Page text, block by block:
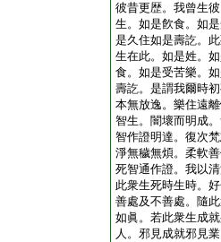
彼昔更歴。我曾生
生。如是飮食。如
是久住如是壽訖。
生在此。如是姓。
食。如是受苦樂。
壽訖。是謂我爾時
本無放逸。樂住遠
智生。闇壞而明成
智作證明達。復次
淨無穢無煩。柔軟
死智通作證。我以
此衆生死時生時。
善處及不善處。隨
如眞。若此衆生成
人。邪見成就邪見